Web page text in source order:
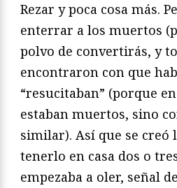
Rezar y poca cosa más.
enterrar a los muertos
polvo de convertirás, y
encontraron con que
“resucitaban” (porque
estaban muertos, sino
similar). Así que se creó
tenerlo en casa dos o
empezaba a oler, señal